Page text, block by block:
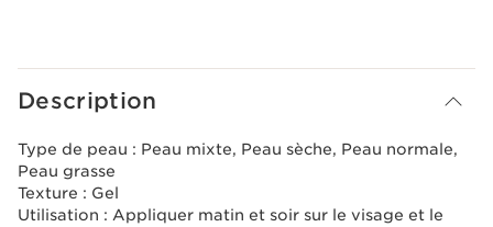
Description
Type de peau : Peau mixte, Peau sèche, Peau normale,
Peau grasse
Texture : Gel
Utilisation : Appliquer matin et soir sur le visage et le